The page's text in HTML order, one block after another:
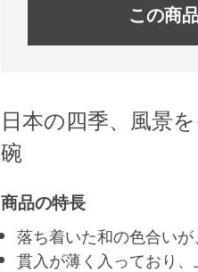
この商
日本の四季、風景
碗
商品の特長
落ち着いた和の色合いが
貫入が薄く入っており、